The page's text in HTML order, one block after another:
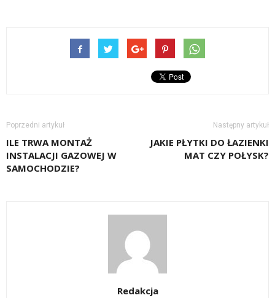
Poprzedni artykuł
ILE TRWA MONTAŻ
INSTALACJI GAZOWEJ W
SAMOCHODZIE?
Następny artykuł
JAKIE PŁYTKI DO ŁAZIENKI
MAT CZY POŁYSK?
Redakcja